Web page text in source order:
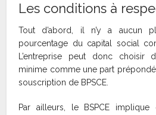
Les conditions à
Tout d’abord, il n’y a aucun
pourcentage du capital social
L’entreprise peut donc choisir
minime comme une part
souscription de BPSCE.
Par ailleurs, le BSPCE